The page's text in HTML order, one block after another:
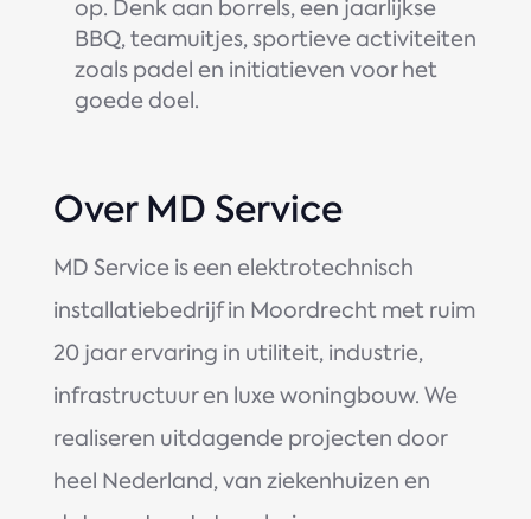
op. Denk aan borrels, een jaarlijkse
BBQ, teamuitjes, sportieve activiteiten
zoals padel en initiatieven voor het
goede doel.
Over MD Service
MD Service is een elektrotechnisch
installatiebedrijf in Moordrecht met ruim
20 jaar ervaring in utiliteit, industrie,
infrastructuur en luxe woningbouw. We
realiseren uitdagende projecten door
heel Nederland, van ziekenhuizen en